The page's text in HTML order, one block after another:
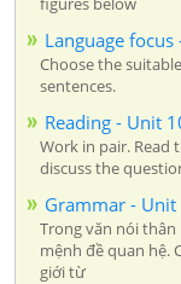
Language
Choose the
sentences.
Reading - Unit
Work in pair. Read
discuss the
Grammar -
Trong văn nói
mệnh đề quan hệ.
giới từ